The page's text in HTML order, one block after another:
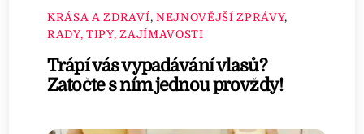
KRÁSA A ZDRAVÍ, NEJNOVĚJŠÍ ZPRÁVY,
RADY, TIPY, ZAJÍMAVOSTI
Trápí vás vypadávání vlasů?
Zatočte s ním jednou provždy!